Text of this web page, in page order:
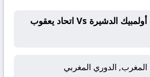
بطاقة المباراة أولمبيك الدشيرة Vs اتحاد يعقوب
المغرب, الدوري المغربي